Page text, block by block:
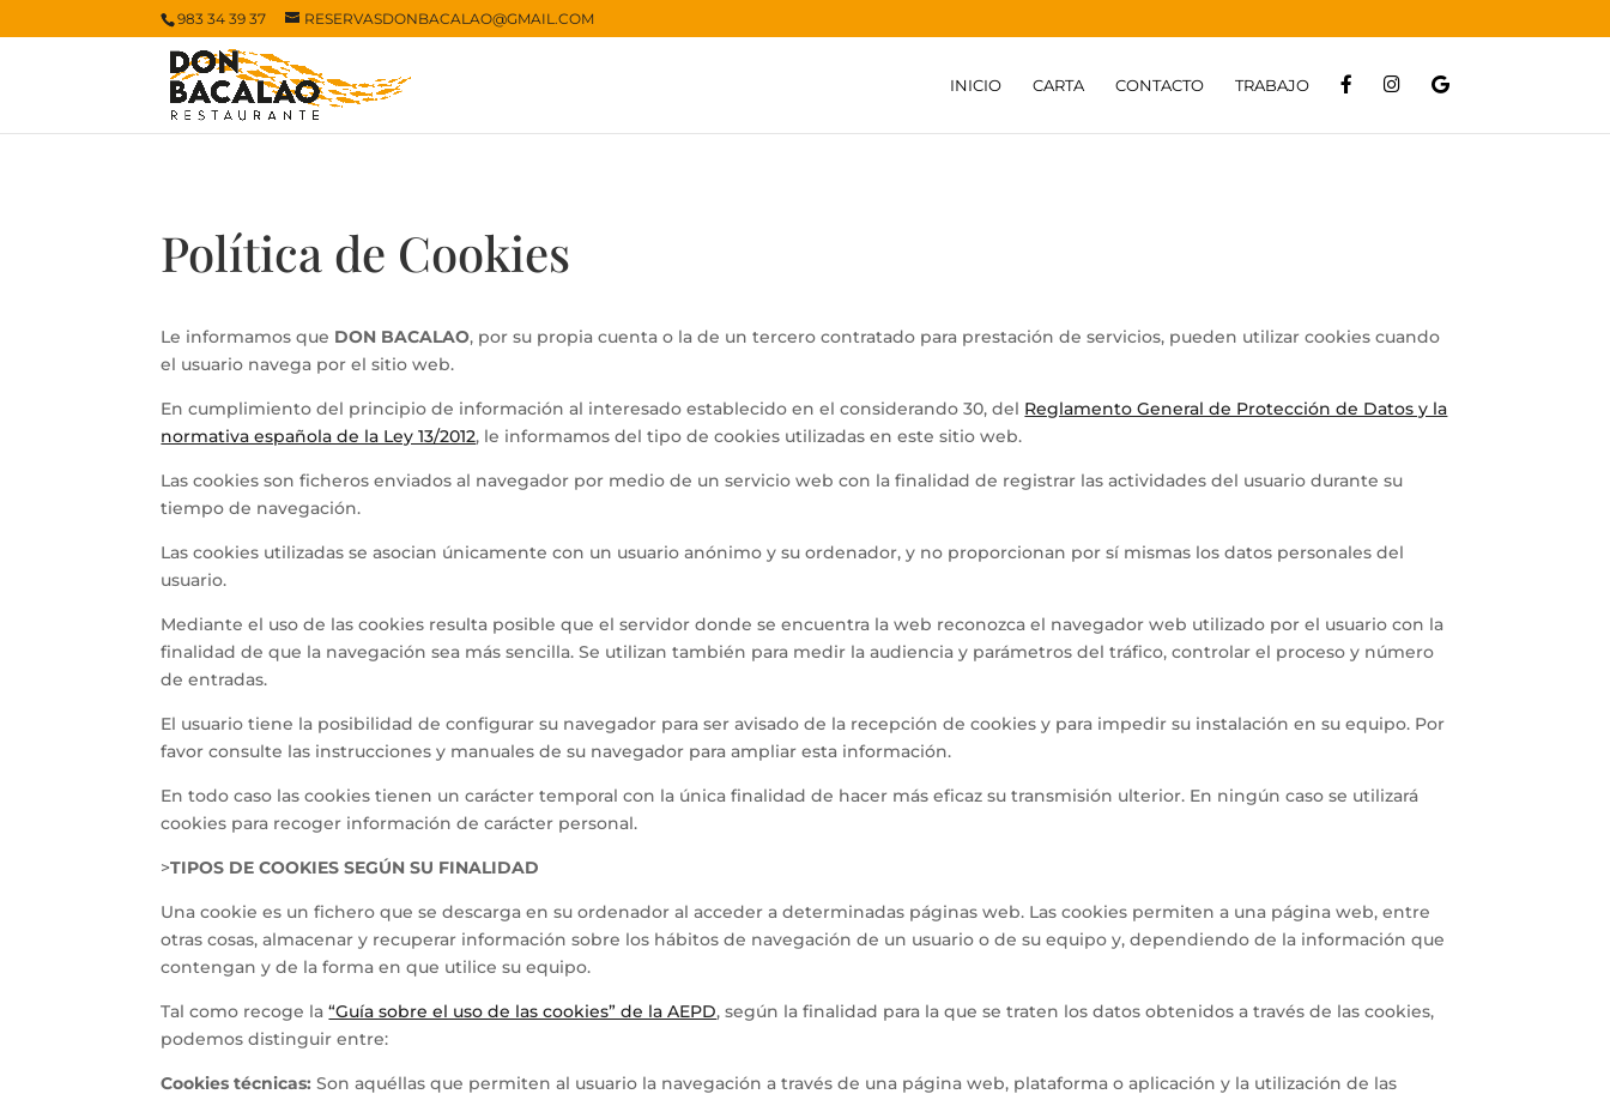
983 34 39 37 RESERVASDONBACALAO@GMAIL.COM
INICIO CARTA CONTACTO TRABAJO
F
E
I
T
G
G
Política de Cookies
Le informamos que DON BACALAO, por su propia cuenta o la de un tercero contratado para prestación de servicios, pueden utilizar cookies cuando
el usuario navega por el sitio web.
En cumplimiento del principio de información al interesado establecido en el considerando 30, del Reglamento General de Protección de Datos y la
normativa española de la Ley 13/2012, le informamos del tipo de cookies utilizadas en este sitio web.
Las cookies son ficheros enviados al navegador por medio de un servicio web con la finalidad de registrar las actividades del usuario durante su
tiempo de navegación.
Las cookies utilizadas se asocian únicamente con un usuario anónimo y su ordenador, y no proporcionan por sí mismas los datos personales del
usuario.
Mediante el uso de las cookies resulta posible que el servidor donde se encuentra la web reconozca el navegador web utilizado por el usuario con la
finalidad de que la navegación sea más sencilla. Se utilizan también para medir la audiencia y parámetros del tráfico, controlar el proceso y número
de entradas.
El usuario tiene la posibilidad de configurar su navegador para ser avisado de la recepción de cookies y para impedir su instalación en su equipo. Por
favor consulte las instrucciones y manuales de su navegador para ampliar esta información.
En todo caso las cookies tienen un carácter temporal con la única finalidad de hacer más eficaz su transmisión ulterior. En ningún caso se utilizará
cookies para recoger información de carácter personal.
>TIPOS DE COOKIES SEGÚN SU FINALIDAD
Una cookie es un fichero que se descarga en su ordenador al acceder a determinadas páginas web. Las cookies permiten a una página web, entre
otras cosas, almacenar y recuperar información sobre los hábitos de navegación de un usuario o de su equipo y, dependiendo de la información que
contengan y de la forma en que utilice su equipo.
Tal como recoge la“Guía sobre el uso de las cookies” de la AEPD, según la finalidad para la que se traten los datos obtenidos a través de las cookies,
podemos distinguir entre:
Cookies técnicas: Son aquéllas que permiten al usuario la navegación a través de una página web, plataforma o aplicación y la utilización de las